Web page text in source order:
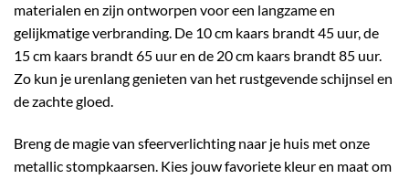
materialen en zijn ontworpen voor een langzame en
gelijkmatige verbranding. De 10 cm kaars brandt 45 uur, de
15 cm kaars brandt 65 uur en de 20 cm kaars brandt 85 uur.
Zo kun je urenlang genieten van het rustgevende schijnsel en
de zachte gloed.
Breng de magie van sfeerverlichting naar je huis met onze
metallic stompkaarsen. Kies jouw favoriete kleur en maat om